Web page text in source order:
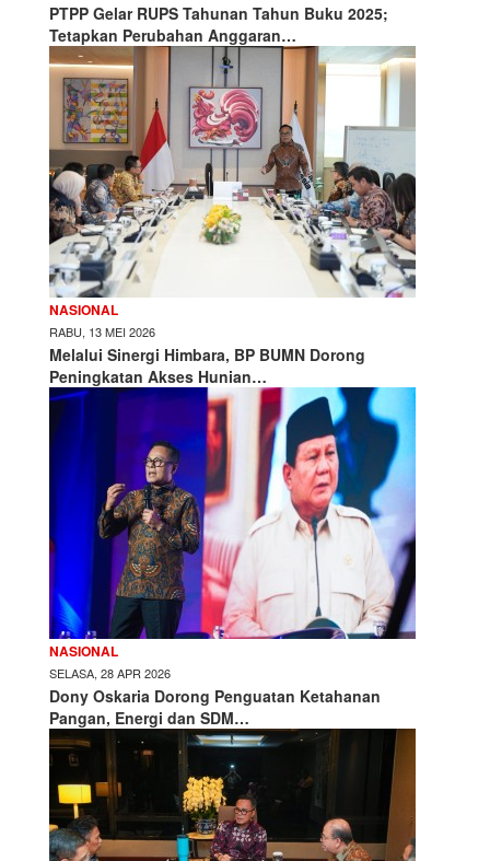
PTPP Gelar RUPS Tahunan Tahun Buku 2025;
Tetapkan Perubahan Anggaran…
NASIONAL
RABU, 13 MEI 2026
Melalui Sinergi Himbara, BP BUMN Dorong
Peningkatan Akses Hunian…
NASIONAL
SELASA, 28 APR 2026
Dony Oskaria Dorong Penguatan Ketahanan
Pangan, Energi dan SDM…